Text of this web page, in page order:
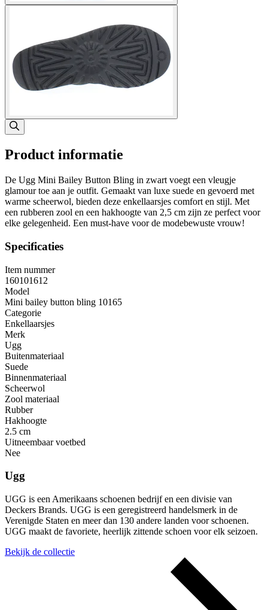
Product informatie
De Ugg Mini Bailey Button Bling in zwart voegt een vleugje
glamour toe aan je outfit. Gemaakt van luxe suede en gevoerd met
warme scheerwol, bieden deze enkellaarsjes comfort en stijl. Met
een rubberen zool en een hakhoogte van 2,5 cm zijn ze perfect voor
elke gelegenheid. Een must-have voor de modebewuste vrouw!
Specificaties
Item nummer
160101612
Model
Mini bailey button bling 10165
Categorie
Enkellaarsjes
Merk
Ugg
Buitenmateriaal
Suede
Binnenmateriaal
Scheerwol
Zool materiaal
Rubber
Hakhoogte
2.5 cm
Uitneembaar voetbed
Nee
Ugg
UGG is een Amerikaans schoenen bedrijf en een divisie van
Deckers Brands. UGG is een geregistreerd handelsmerk in de
Verenigde Staten en meer dan 130 andere landen voor schoenen.
UGG maakt de favoriete, heerlijk zittende schoen voor elk seizoen.
Bekijk de collectie